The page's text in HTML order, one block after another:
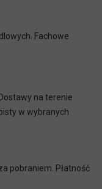
Fachowe
na terenie
w wybranych
pobraniem. Płatność